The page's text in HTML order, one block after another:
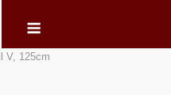
V, 125cm